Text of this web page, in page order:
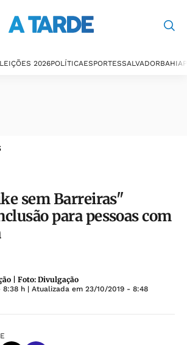
2026POLÍTICAESPORTESSALVADORBAHIA
sem Barreiras"
para pessoas com
| Foto: Divulgação
8:38 h | Atualizada em 23/10/2019 - 8:48